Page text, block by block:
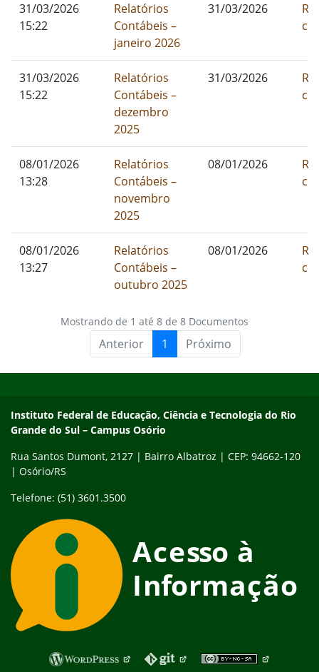
31/03/2026
15:22
Relatórios
Contábeis –
janeiro 2026
31/03/2026
31/03/2026
15:22
Relatórios
Contábeis –
dezembro
2025
31/03/2026
08/01/2026
13:28
Relatórios
Contábeis –
novembro
2025
08/01/2026
08/01/2026
13:27
Relatórios
Contábeis –
outubro 2025
08/01/2026
Mostrando de 1 até 8 de 8 Documentos
Anterior 1
Próximo
Instituto Federal de Educação, Ciência e Tecnologia do Rio
Instituto Federal de Educação, Ciência e Tecnologia do Rio
Grande do Sul – Campus Osório
Rua Santos Dumont, 2127 | Bairro Albatroz | CEP: 94662-120
| Osório/RS
Telefone: (51) 3601.3500